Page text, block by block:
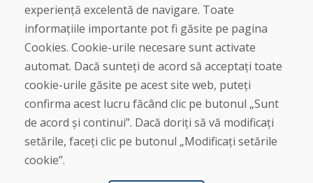
Cumpărare
Magazin online
Livrare și plată
Plângere
Retur și schimb de mărfuri
Protecția datelor cu caracter personal
Cookies
experiență excelentă de navigare. Toate
informațiile importante pot fi găsite pe pagina
Cookies. Cookie-urile necesare sunt activate
automat. Dacă sunteți de acord să acceptați toate
cookie-urile găsite pe acest site web, puteți
confirma acest lucru făcând clic pe butonul „Sunt
de acord și continui”. Dacă doriți să vă modificați
setările, faceți clic pe butonul „Modificați setările
cookie”.